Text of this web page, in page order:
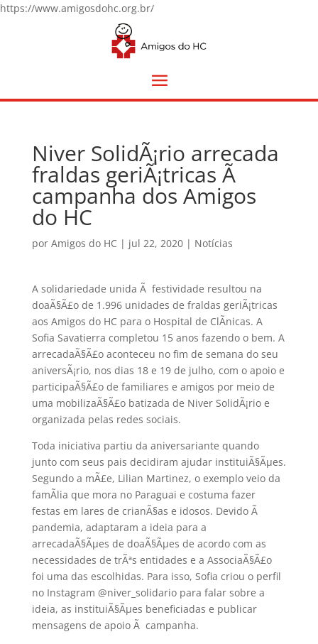
https://www.amigosdohc.org.br/
Niver SolidÃ¡rio arrecada
fraldas geriÃ¡tricas Ã
campanha dos Amigos
do HC
por Amigos do HC | jul 22, 2020| Notícias
A solidariedade unida Ã festividade resultou na
doaÃ§Ã£o de 1.996 unidades de fraldas geriÃ¡tricas
aos Amigos do HC para o Hospital de ClÃ­nicas. A
Sofia Savatierra completou 15 anos fazendo o bem. A
arrecadaÃ§Ã£o aconteceu no fim de semana do seu
aniversÃ¡rio, nos dias 18 e 19 de julho, com o apoio e
participaÃ§Ã£o de familiares e amigos por meio de
uma mobilizaÃ§Ã£o batizada de Niver SolidÃ¡rio e
organizada pelas redes sociais.
Toda iniciativa partiu da aniversariante quando
junto com seus pais decidiram ajudar instituiÃ§Ãµes.
Segundo a mÃ£e, Lilian Martinez, o exemplo veio da
famÃ­lia que mora no Paraguai e costuma fazer
festas em lares de crianÃ§as e idosos. Devido Ã
pandemia, adaptaram a ideia para a
arrecadaÃ§Ãµes de doaÃ§Ãµes de acordo com as
necessidades de trÃªs entidades e a AssociaÃ§Ã£o
foi uma das escolhidas. Para isso, Sofia criou o perfil
no Instagram @niver_solidario para falar sobre a
ideia, as instituiÃ§Ãµes beneficiadas e publicar
mensagens de apoio Ã campanha.